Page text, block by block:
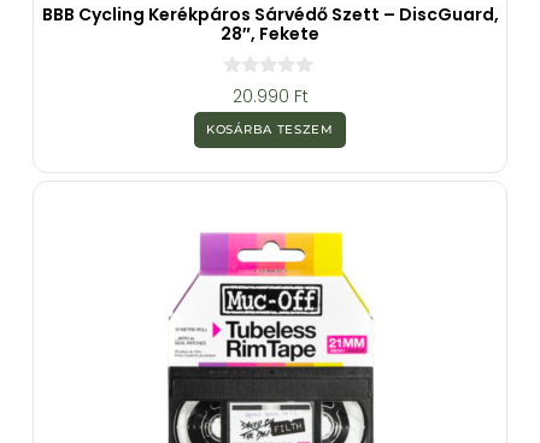
BBB Cycling Kerékpáros Sárvédő Szett – DiscGuard,
28″, Fekete
z
5
b
20.990 Ft
KOSÁRBA TESZEM